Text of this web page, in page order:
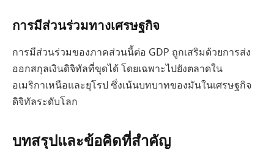
การมีส่วนร่วมทางเศรษฐกิจ
การมีส่วนร่วมของภาคส่วนนี้ต่อ GDP ถูกเสริมด้วยการส่ง
ออกสกุลเงินดิจิทัลที่ขุดได้ โดยเฉพาะไปยังตลาดใน
อเมริกาเหนือและยุโรป ซึ่งเน้นบทบาทของมันในเศรษฐกิจ
ดิจิทัลระดับโลก
บทสรุปและข้อคิดที่สำคัญ